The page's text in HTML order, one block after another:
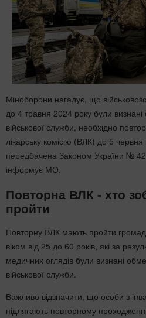
Міноборони нагадує, що
до 4 травня 2024 року були
військової служби, необхідно
лікарську комісію (ВЛК) до 5
передбачена Законом України №
інформує МО,
Повторна ВЛК - хто
пройти
Повторну ВЛК мають пройти
віком від 25 до 60 років, які за
медичних оглядів були визнані
військової служби.
Важливо відзначити, що особи з
підлягають повторному